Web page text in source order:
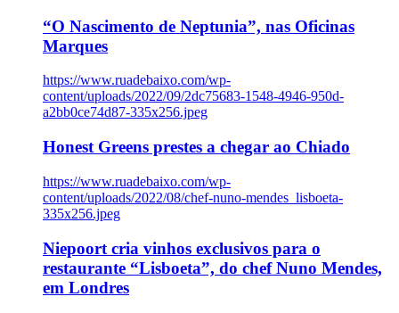
“O Nascimento de Neptunia”, nas Oficinas
Marques
https://www.ruadebaixo.com/wp-
content/uploads/2022/09/2dc75683-1548-4946-950d-
a2bb0ce74d87-335x256.jpeg
Honest Greens prestes a chegar ao Chiado
https://www.ruadebaixo.com/wp-
content/uploads/2022/08/chef-nuno-mendes_lisboeta-
335x256.jpeg
Niepoort cria vinhos exclusivos para o
restaurante “Lisboeta”, do chef Nuno Mendes,
em Londres